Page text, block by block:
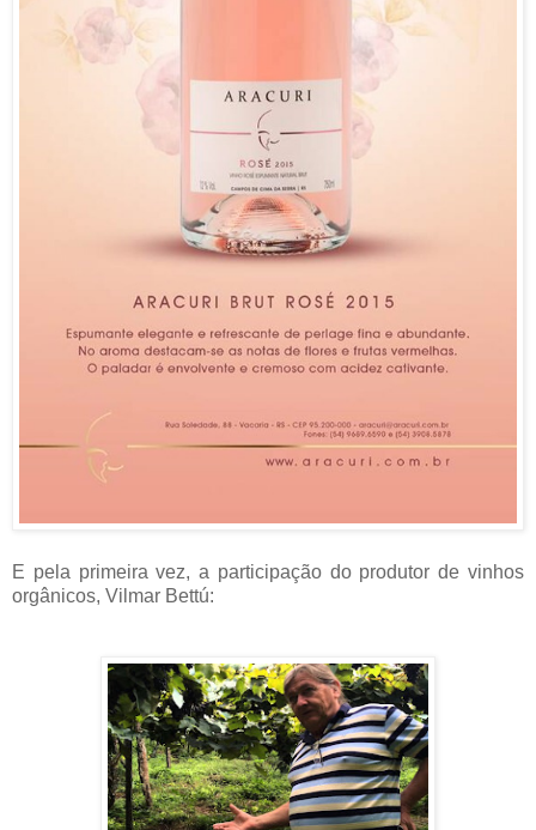
E pela primeira vez, a participação do produtor de vinhos
orgânicos, Vilmar Bettú: